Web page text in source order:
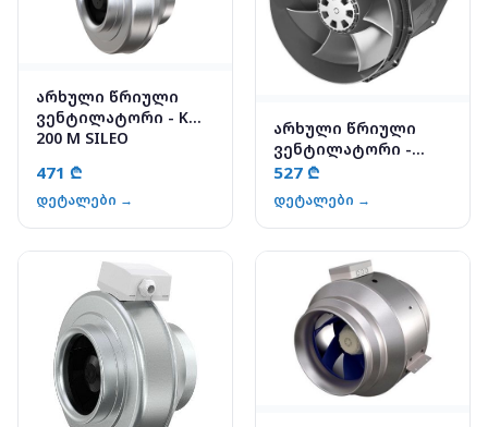
არხული წრიული
ვენტილატორი - K
200 M SILEO
471 ₾
დეტალები →
არხული წრიული
ვენტილატორი -
PRIO 160E2
527 ₾
დეტალები →